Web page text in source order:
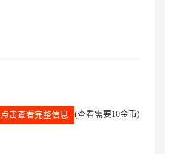
点击查看完整信息 (查看需要10金币)